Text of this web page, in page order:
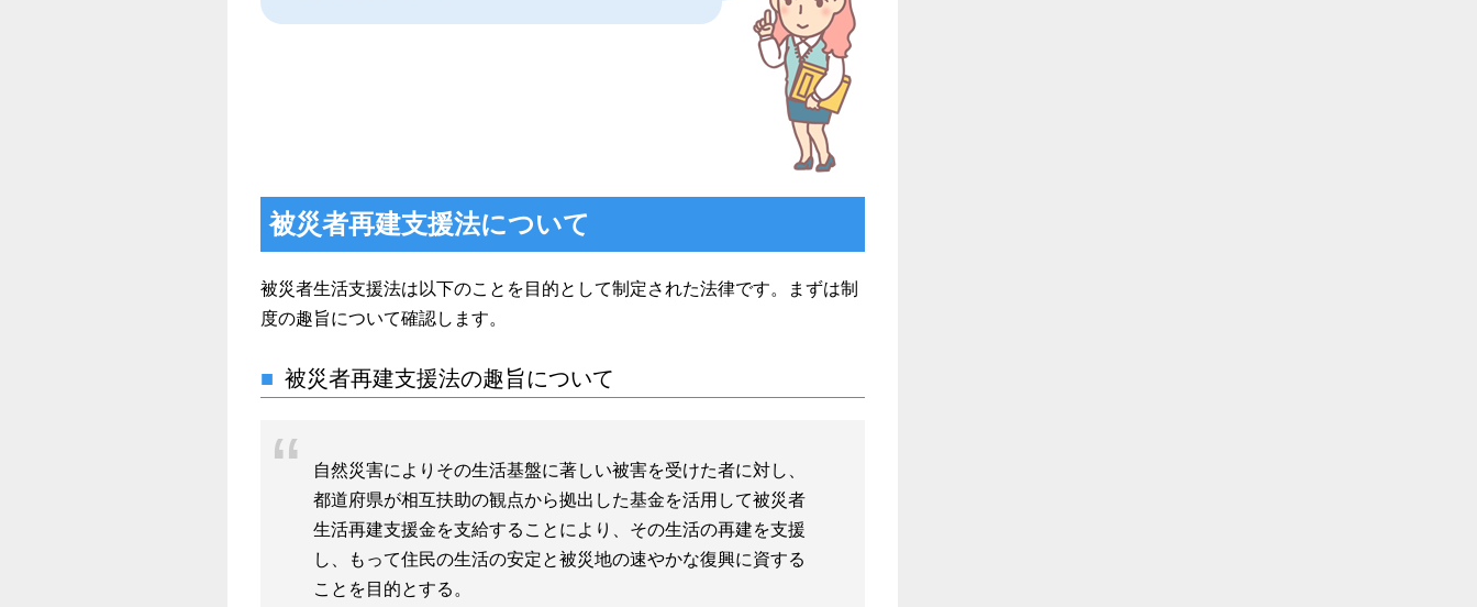
被災者再建支援法について
被災者生活支援法は以下のことを目的として制定された法律です。まずは制
度の趣旨について確認します。
被災者再建支援法の趣旨について
自然災害によりその生活基盤に著しい被害を受けた者に対し、
都道府県が相互扶助の観点から拠出した基金を活用して被災者
生活再建支援金を支給することにより、その生活の再建を支援
し、もって住民の生活の安定と被災地の速やかな復興に資する
ことを目的とする。